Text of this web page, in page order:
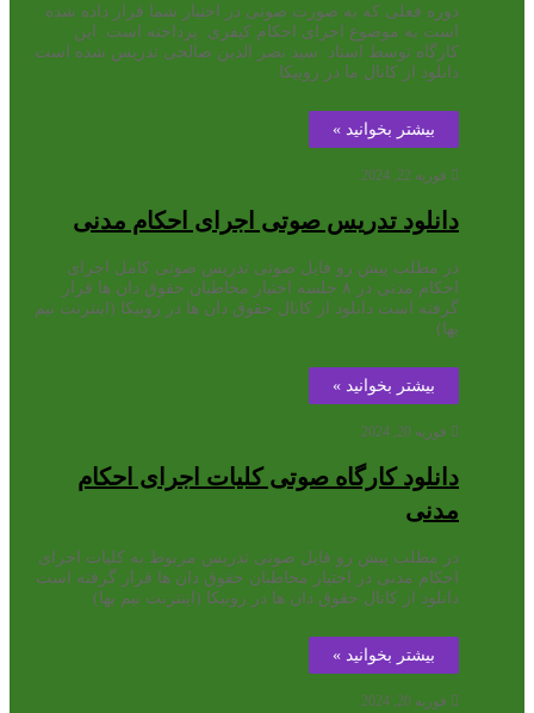
دوره فعلی که به صورت صوتی در اختیار شما قرار داده شده
است به موضوع اجرای احکام کیفری پرداخته است. این
کارگاه توسط استاد سید نصر الدین صالحی تدریس شده است.
دانلود از کانال ما در روبیکا
بیشتر بخوانید »
فوریه 22, 2024
دانلود تدریس صوتی اجرای احکام مدنی
در مطلب پیش رو فایل صوتی تدریس صوتی کامل اجرای
احکام مدنی در ۸ جلسه اختیار مخاطبان حقوق دان ها قرار
گرفته است دانلود از کانال حقوق دان ها در روبیکا (اینترنت نیم
بها)
بیشتر بخوانید »
فوریه 20, 2024
دانلود کارگاه صوتی کلیات اجرای احکام
مدنی
در مطلب پیش رو فایل صوتی تدریس مربوط به کلیات اجرای
احکام مدنی در اختیار مخاطبان حقوق دان ها قرار گرفته است
دانلود از کانال حقوق دان ها در روبیکا (اینترنت نیم بها)
بیشتر بخوانید »
فوریه 20, 2024